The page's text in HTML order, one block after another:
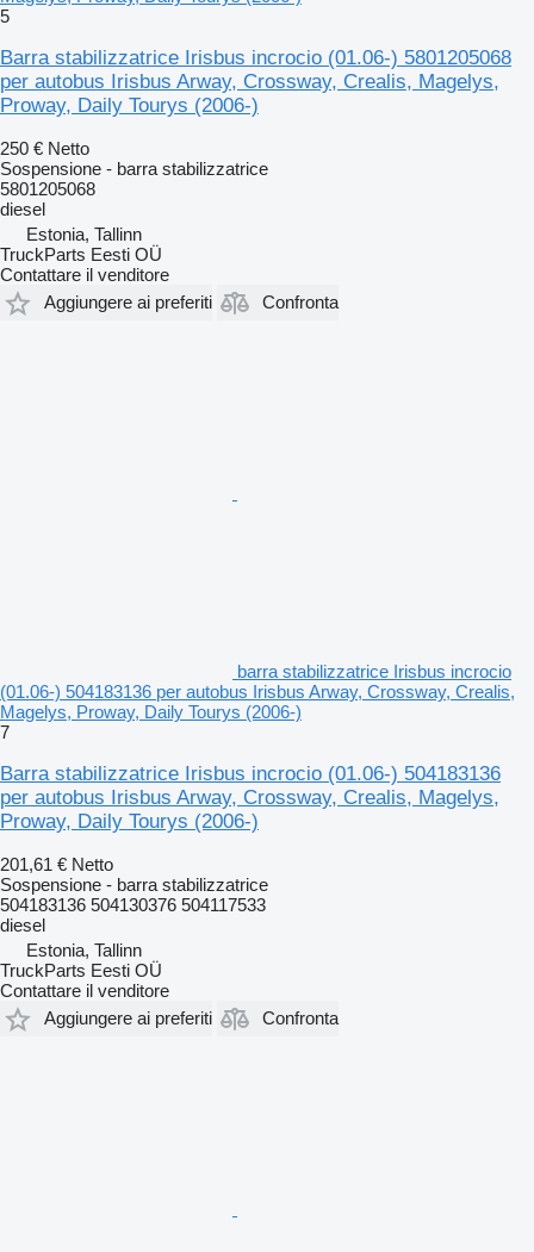
5
Barra stabilizzatrice Irisbus incrocio (01.06-) 5801205068
per autobus Irisbus Arway, Crossway, Crealis, Magelys,
Proway, Daily Tourys (2006-)
250 € Netto
Sospensione - barra stabilizzatrice
5801205068
diesel
Estonia, Tallinn
TruckParts Eesti OÜ
Contattare il venditore
Aggiungere ai preferiti
Confronta
barra stabilizzatrice Irisbus incrocio
(01.06-) 504183136 per autobus Irisbus Arway, Crossway, Crealis,
Magelys, Proway, Daily Tourys (2006-)
7
Barra stabilizzatrice Irisbus incrocio (01.06-) 504183136
per autobus Irisbus Arway, Crossway, Crealis, Magelys,
Proway, Daily Tourys (2006-)
201,61 € Netto
Sospensione - barra stabilizzatrice
504183136 504130376 504117533
diesel
Estonia, Tallinn
TruckParts Eesti OÜ
Contattare il venditore
Aggiungere ai preferiti
Confronta